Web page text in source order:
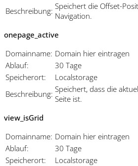
Beschreibung: Speichert die Offset-
Navigation.
onepage_active
Domainname: Domain hier eintragen
Ablauf:
30 Tage
Speicherort:
Localstorage
Beschreibung: Speichert, dass die
Seite ist.
view_isGrid
Domainname: Domain hier eintragen
Ablauf:
30 Tage
Speicherort:
Localstorage